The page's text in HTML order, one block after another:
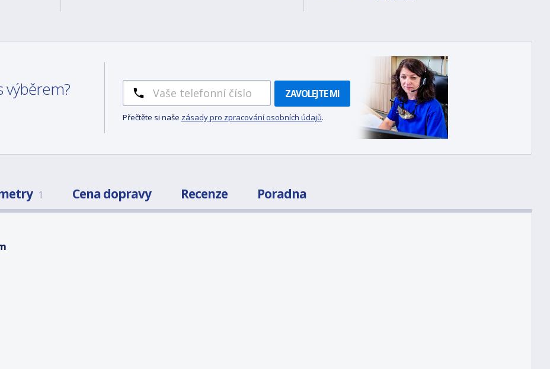
výběrem?
ZAVOLEJTE MI
Přečtěte si naše zásady pro zpracování osobních údajů.
1 Cena dopravy Recenze Poradna